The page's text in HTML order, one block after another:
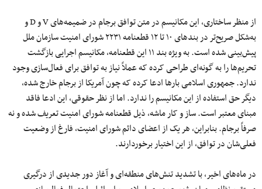
از منظر ساختاری، این مکانیسم در متن توافق برجام در ضمیمه‌های V و D و
به‌شکل صریح‌تر در بندهای ۱۰ تا ۱۲ قطعنامه ۲۲۳۱ شورای امنیت سازمان ملل
پیش‌بینی شده است. به‌ ویژه بند ۱۱ این قطعنامه، مکانیسم اجرایی بازگشت
تحریم‌ها را به‌ گونه‌ای طراحی کرده که عملاً نیاز به توافق برای فعال‌سازی وجود
ندارد. جمهوری اسلامی بارها ادعا کرده که چون آمریکا از برجام خارج شده،
دیگر حق استفاده از این مکانیسم را ندارد. اما از نظر حقوقی، این ادعا فاقد
مبنای معتبر است. ساز و کار ماشه، ذیل قطعنامه شورای امنیت تعریف شده و نه
صرفاً برجام. بنابراین، هر یک از اعضای دائم شورای امنیت، فارغ از وضعیت
فعلی‌شان در توافق، از این اختیار برخوردارند.
در ماه‌های اخیر، با تشدید تنش‌های منطقه‌ای و آغاز دور جدیدی از درگیری